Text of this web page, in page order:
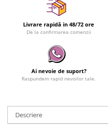
Livrare rapidă in 48/72 ore
De la confirmarea comenzii
Ai nevoie de suport?
Raspundem rapid nevoilor tale.
Descriere